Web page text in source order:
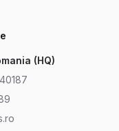
(HQ)